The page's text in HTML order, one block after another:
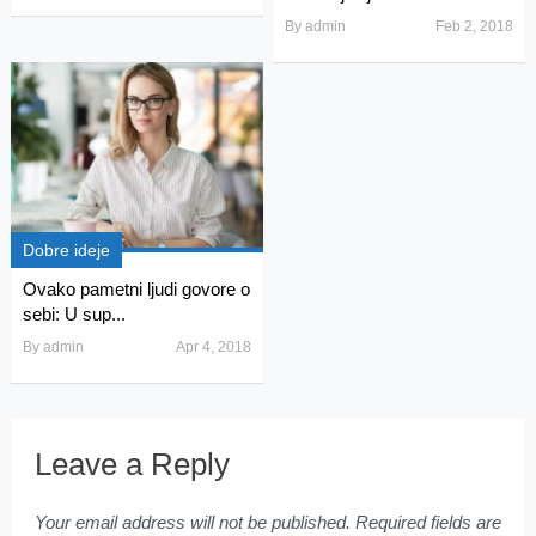
Byadmin Feb 2, 2018
Dobre ideje
Ovako pametni ljudi govore o
sebi: U sup...
By admin Apr 4, 2018
Leave a Reply
Your email address will not be published. Required fields are